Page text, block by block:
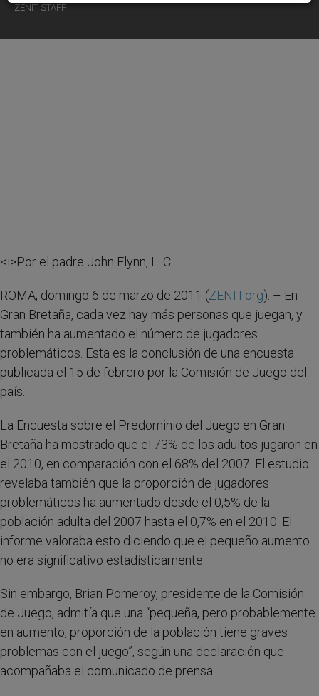
ZENIT STAFF
<i>Por el padre John Flynn, L. C.
ROMA, domingo 6 de marzo de 2011 (ZENIT.org). – En
Gran Bretaña, cada vez hay más personas que juegan, y
también ha aumentado el número de jugadores
problemáticos. Esta es la conclusión de una encuesta
publicada el 15 de febrero por la Comisión de Juego del
país.
La Encuesta sobre el Predominio del Juego en Gran
Bretaña ha mostrado que el 73% de los adultos jugaron en
el 2010, en comparación con el 68% del 2007. El estudio
revelaba también que la proporción de jugadores
problemáticos ha aumentado desde el 0,5% de la
población adulta del 2007 hasta el 0,7% en el 2010. El
informe valoraba esto diciendo que el pequeño aumento
no era significativo estadísticamente.
Sin embargo, Brian Pomeroy, presidente de la Comisión
de Juego, admitía que una “pequeña, pero probablemente
en aumento, proporción de la población tiene graves
problemas con el juego”, según una declaración que
acompañaba el comunicado de prensa.